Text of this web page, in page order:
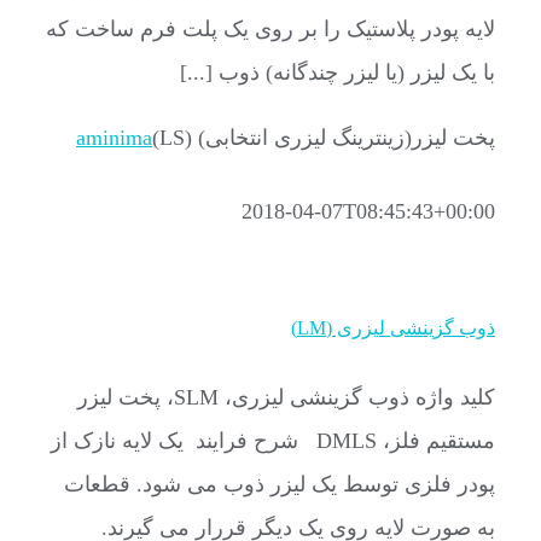
لایه پودر پلاستیک را بر روی یک پلت فرم ساخت که
با یک لیزر (یا لیزر چندگانه) ذوب [...]
پخت لیزر(زینترینگ لیزری انتخابی) (LS) aminima
2018-04-07T08:45:43+00:00
ذوب گزینشی لیزری (LM)
کلید واژه ذوب گزینشی لیزری، SLM، پخت لیزر
مستقیم فلز، DMLS شرح فرایند یک لایه نازک از
پودر فلزی توسط یک لیزر ذوب می شود. قطعات
به صورت لایه روی یک دیگر قررار می گیرند.